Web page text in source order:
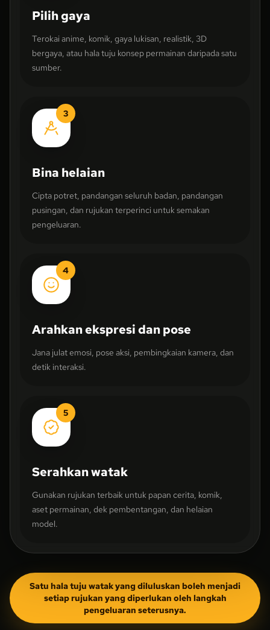
Pilih gaya
Terokai anime, komik, gaya lukisan, realistik, 3D
bergaya, atau hala tuju konsep permainan daripada satu
sumber.
3
Bina helaian
Cipta potret, pandangan seluruh badan, pandangan
pusingan, dan rujukan terperinci untuk semakan
pengeluaran.
4
Arahkan ekspresi dan pose
Jana julat emosi, pose aksi, pembingkaian kamera, dan
detik interaksi.
5
Serahkan watak
Gunakan rujukan terbaik untuk papan cerita, komik,
aset permainan, dek pembentangan, dan helaian
model.
Satu hala tuju watak yang diluluskan boleh menjadi
setiap rujukan yang diperlukan oleh langkah
pengeluaran seterusnya.